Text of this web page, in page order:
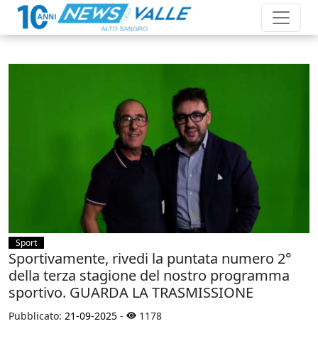
Sport
Sportivamente, rivedi la puntata numero 2°
della terza stagione del nostro programma
sportivo. GUARDA LA TRASMISSIONE
Pubblicato: 21-09-2025 - 1178